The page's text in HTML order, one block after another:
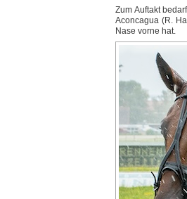
Zum Auftakt
Aconcagua (R.
Nase vorne hat.